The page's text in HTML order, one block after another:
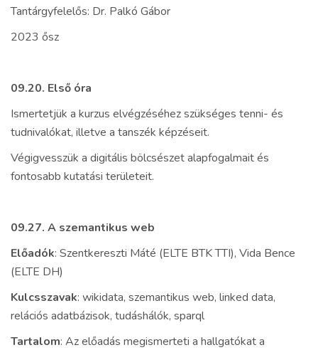
Tantárgyfelelős: Dr. Palkó Gábor
2023 ősz
09.20. Első óra
Ismertetjük a kurzus elvégzéséhez szükséges tenni- és
tudnivalókat, illetve a tanszék képzéseit.
Végigvesszük a digitális bölcsészet alapfogalmait és
fontosabb kutatási területeit.
09.27. A szemantikus web
Előadók: Szentkereszti Máté (ELTE BTK TTI), Vida Bence
(ELTE DH)
Kulcsszavak: wikidata, szemantikus web, linked data,
relációs adatbázisok, tudáshálók, sparql
Tartalom: Az előadás megismerteti a hallgatókat a